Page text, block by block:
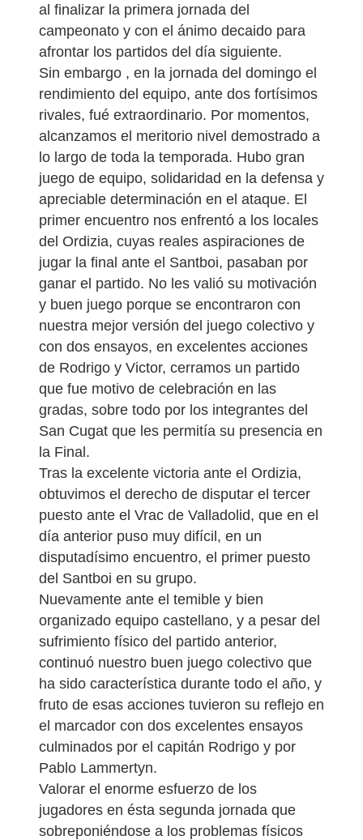
al finalizar la primera jornada del
campeonato y con el ánimo decaido para
afrontar los partidos del día siguiente.
Sin embargo , en la jornada del domingo el
rendimiento del equipo, ante dos fortísimos
rivales, fué extraordinario. Por momentos,
alcanzamos el meritorio nivel demostrado a
lo largo de toda la temporada. Hubo gran
juego de equipo, solidaridad en la defensa y
apreciable determinación en el ataque. El
primer encuentro nos enfrentó a los locales
del Ordizia, cuyas reales aspiraciones de
jugar la final ante el Santboi, pasaban por
ganar el partido. No les valió su motivación
y buen juego porque se encontraron con
nuestra mejor versión del juego colectivo y
con dos ensayos, en excelentes acciones
de Rodrigo y Victor, cerramos un partido
que fue motivo de celebración en las
gradas, sobre todo por los integrantes del
San Cugat que les permitía su presencia en
la Final.
Tras la excelente victoria ante el Ordizia,
obtuvimos el derecho de disputar el tercer
puesto ante el Vrac de Valladolid, que en el
día anterior puso muy difícil, en un
disputadísimo encuentro, el primer puesto
del Santboi en su grupo.
Nuevamente ante el temible y bien
organizado equipo castellano, y a pesar del
sufrimiento físico del partido anterior,
continuó nuestro buen juego colectivo que
ha sido característica durante todo el año, y
fruto de esas acciones tuvieron su reflejo en
el marcador con dos excelentes ensayos
culminados por el capitán Rodrigo y por
Pablo Lammertyn.
Valorar el enorme esfuerzo de los
jugadores en ésta segunda jornada que
sobreponiéndose a los problemas físicos